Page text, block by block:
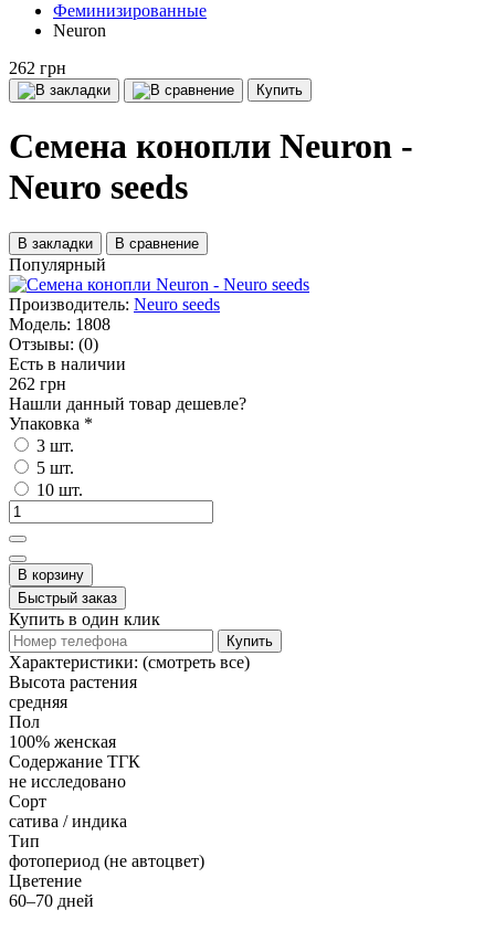
Феминизированные
Neuron
262 грн
Купить
Семена конопли Neuron -
Neuro seeds
В закладки В сравнение
Популярный
Производитель: Neuro seeds
Модель: 1808
Отзывы: (0)
Есть в наличии
262 грн
Нашли данный товар дешевле?
Упаковка *
3 шт.
5 шт.
10 шт.
В корзину
Быстрый заказ
Купить в один клик
Купить
Характеристики: (смотреть все)
Высота растения
средняя
Пол
100% женская
Содержание ТГК
не исследовано
Сорт
сатива / индика
Тип
фотопериод (не автоцвет)
Цветение
60–70 дней